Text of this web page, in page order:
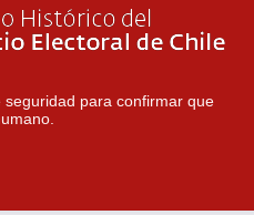
para confirmar que